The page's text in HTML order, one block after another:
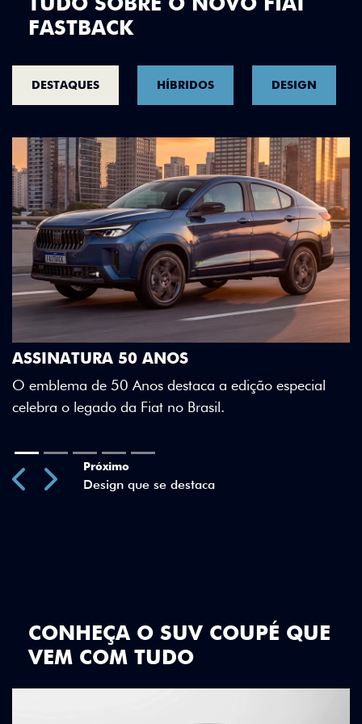
FASTBACK
DESTAQUES HÍBRIDOS DESIGN
especial
DESIGN QUE SE DESTACA
Teto bicolor, adesivos estilizados e detalhes
Green criam uma identidade visual única.
CONHEÇA O SUV COUPÉ QUE
VEM COM TUDO